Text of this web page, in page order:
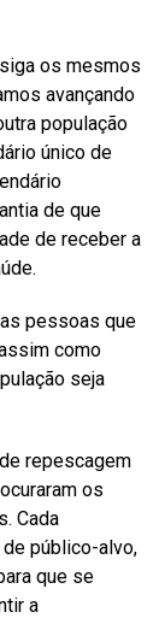
os mesmos
avançando
população
único de
de que
de receber a
pessoas que
como
seja
repescagem
os
Cada
público-alvo,
que se
a